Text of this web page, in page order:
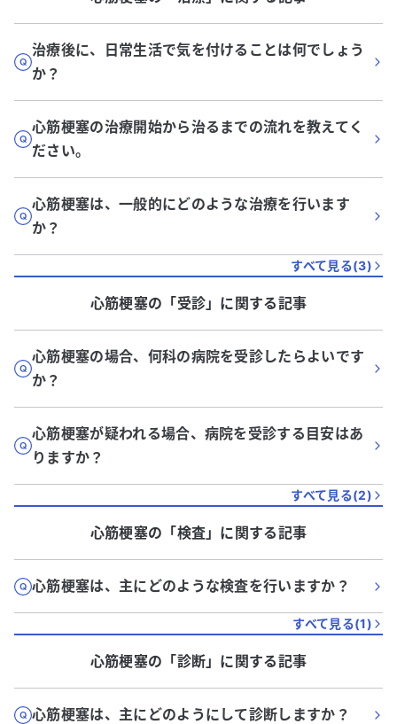
治療後に、日常生活で気を付けることは何でしょう
か？
心筋梗塞の治療開始から治るまでの流れを教えてく
ださい。
心筋梗塞は、一般的にどのような治療を行います
か？
すべて見る(3)
心筋梗塞の「受診」に関する記事
心筋梗塞の場合、何科の病院を受診したらよいです
か？
心筋梗塞が疑われる場合、病院を受診する目安はあ
りますか？
すべて見る(2)
心筋梗塞の「検査」に関する記事
心筋梗塞は、主にどのような検査を行いますか？
すべて見る(1)
心筋梗塞の「診断」に関する記事
心筋梗塞は、主にどのようにして診断しますか？